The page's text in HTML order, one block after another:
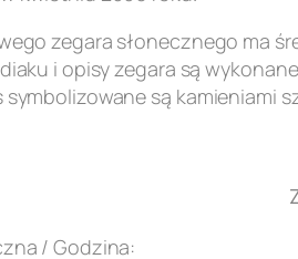
zegara słonecznego ma
i opisy zegara są
symbolizowane są kamieniami
/ Godzina: